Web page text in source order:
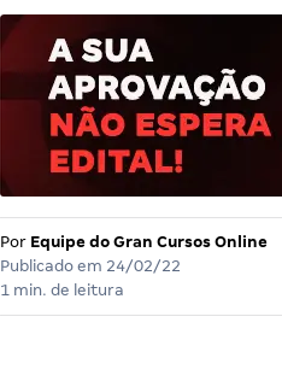
Por Equipe do Gran Cursos Online
Publicado em 24/02/22
1 min. de leitura